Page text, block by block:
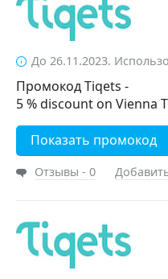
До 26.11.2023.
Промокод Tiqets -
5 % discount on Vienna
Показать промокод
Отзывы - 0